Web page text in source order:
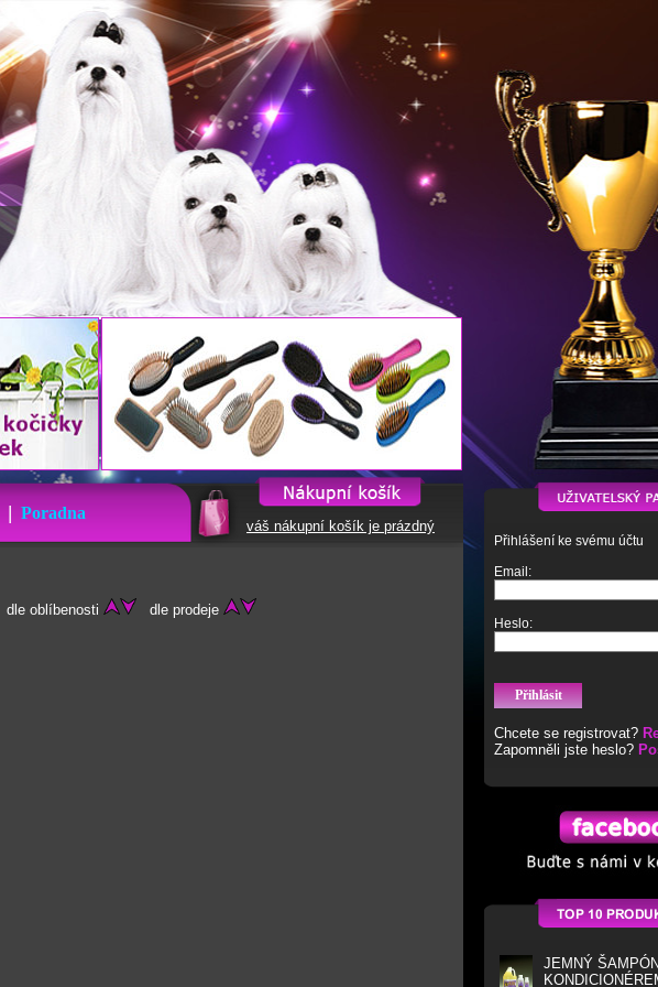
váš nákupní košík je prázdný
Přihlášení ke svému účtu
Email:
Heslo:
Chcete se registrovat?
Zapomněli jste heslo?
JEMNÝ
| Poradna
dle oblíbenosti dle prodeje